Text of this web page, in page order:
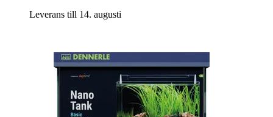
Leverans till 14. augusti